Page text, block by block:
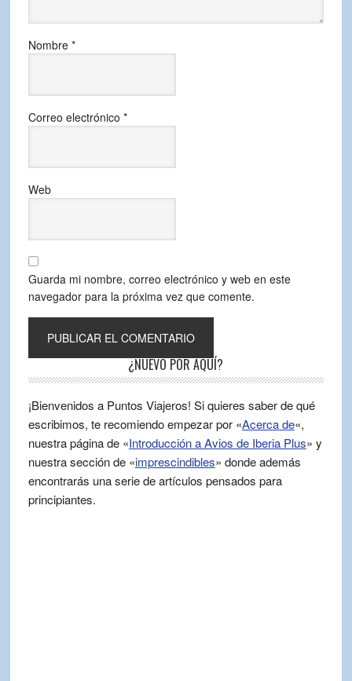
Nombre *
Correo electrónico *
Web
Guarda mi nombre, correo electrónico y web en este
navegador para la próxima vez que comente.
¿NUEVO POR AQUÍ?
¡Bienvenidos a Puntos Viajeros! Si quieres saber de qué
escribimos, te recomiendo empezar por «Acerca de«,
nuestra página de «Introducción a Avios de Iberia Plus» y
nuestra sección de «imprescindibles» donde además
encontrarás una serie de artículos pensados para
principiantes.